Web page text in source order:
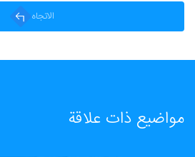
الاتجاه
مواضيع ذات علاقة